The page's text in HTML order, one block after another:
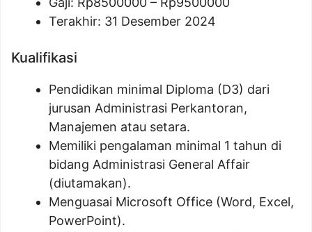
Terakhir: 31 Desember 2024
Kualifikasi
Pendidikan minimal Diploma (D3) dari
jurusan Administrasi Perkantoran,
Manajemen atau setara.
Memiliki pengalaman minimal 1 tahun di
bidang Administrasi General Affair
(diutamakan).
Menguasai Microsoft Office (Word, Excel,
PowerPoint).